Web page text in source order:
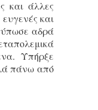
και άλλες
και
αδρά
Υπήρξε
πάνω από